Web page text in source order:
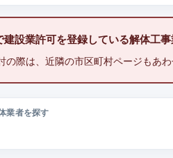
設業許可を登録している解体工
の際は、近隣の市区町村ページもあわ
業者を探す